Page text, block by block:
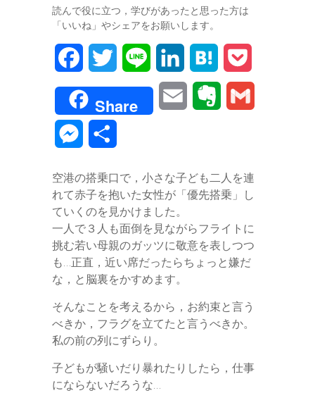
読んで役に立つ，学びがあったと思った方は
「いいね」やシェアをお願いします。
a
c
e
b
o
o
k
w
i
t
e
r
i
n
i
n
e
d
I
n
a
t
n
a
o
c
e
t
Share
i
r
o
t
s
s
e
n
g
空港の搭乗口で，小さな子ども二人を連
れて赤子を抱いた女性が「優先搭乗」し
ていくのを見かけました。
一人で３人も面倒を見ながらフライトに
挑む若い母親のガッツに敬意を表しつつ
も…正直，近い席だったらちょっと嫌だ
な，と脳裏をかすめます。
そんなことを考えるから，お約束と言う
べきか，フラグを立てたと言うべきか。
私の前の列にずらり。
子どもが騒いだり暴れたりしたら，仕事
にならないだろうな…